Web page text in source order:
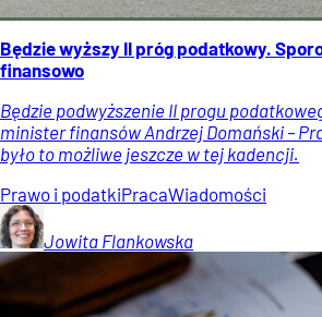
Będzie wyższy II próg podatkowy.
finansowo
Będzie podwyższenie II progu
minister finansów Andrzej Domański –
było to możliwe jeszcze w tej kadencji.
Prawo i podatkiPracaWiadomości
Jowita Flankowska